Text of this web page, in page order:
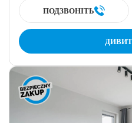
ПОДЗВОНІТЬ